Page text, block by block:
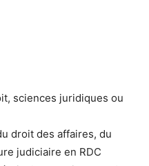
sciences juridiques ou
droit des affaires, du
judiciaire en RDC